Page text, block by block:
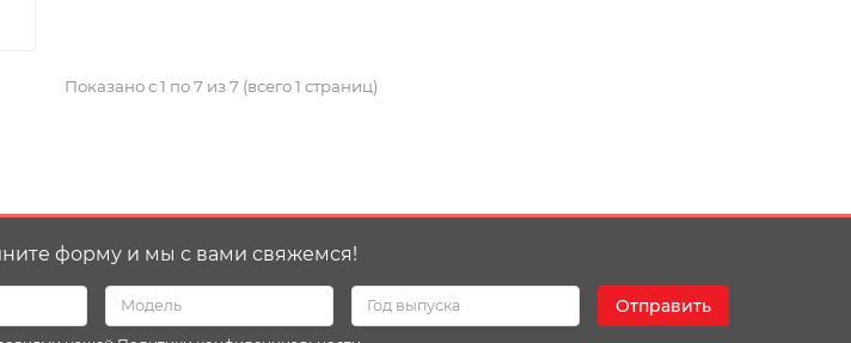
Показано с 1 по 7 из 7 (всего 1 страниц)
форму и мы с вами свяжемся!
Отправить